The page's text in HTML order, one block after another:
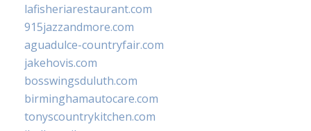
lafisheriarestaurant.com
915jazzandmore.com
aguadulce-countryfair.com
jakehovis.com
bosswingsduluth.com
birminghamautocare.com
tonyscountrykitchen.com